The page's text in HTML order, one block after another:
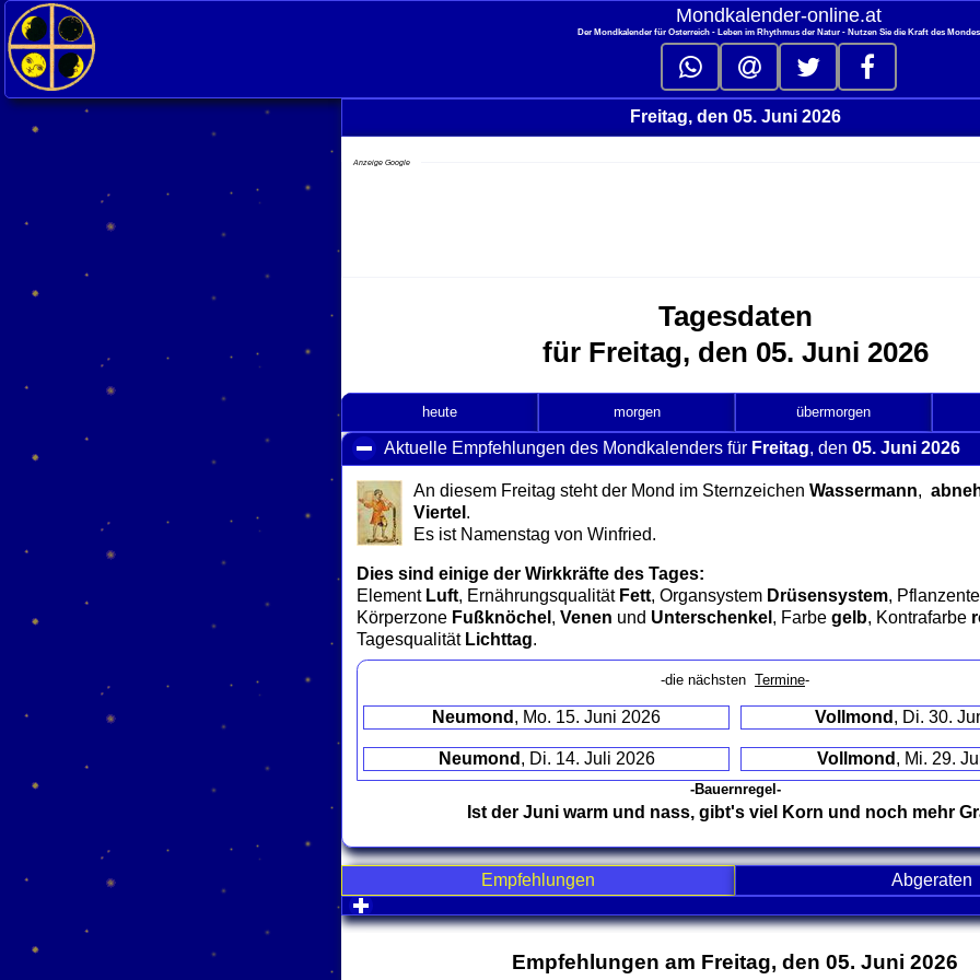
< Mondkalender‑online.at
Der Mondkalender für Österreich - Leben im Rhythmus der Natur - Nutzen Sie die Kraft des Mondes
Freitag, den 05. Juni 2026
Anzeige Google
Tagesdaten
für Freitag, den 05. Juni 2026
heute morgen übermorgen
Aktuelle Empfehlungen des Mondkalenders für Freitag, den05. Juni 2026
to
An diesem Freitag steht der Mond im Sternzeichen Wassermann,
Viertel .
Es ist Namenstag von Winfried.
Dies sind einige der Wirkkräfte des Tages:
Element Luft, Ernährungsqualität Fett, Organsystem Drüsensystem,
Körperzone Fußknöchel , Venen und Unterschenkel , Farbe gelb, Kontrafarbe
Tagesqualität Lichttag.
-die nächsten Termine-
Neumond , Mo. 15. Juni 2026 Vollmond , Di. 30.
Neumond , Di. 14. Juli 2026 Vollmond , Mi. 29.
-Bauernregel-
Ist der Juni warm und nass, gibt's viel Korn und noch mehr
Empfehlungen
Abgeraten
click to expand contents
Empfehlungen am Freitag, den 05. Juni 2026